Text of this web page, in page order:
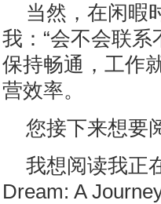
当然，在闲暇
我：“会不会联
保持畅通，工作
营效率。
您接下来想要
我想阅读我正
Dream: A